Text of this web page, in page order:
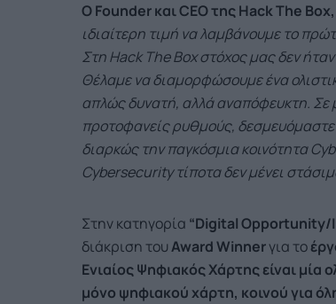
ΟFounderκαιCEOτηςHackThe Box
ιδιαίτερη τιμή να λαμβάνουμε το
Στη Hack The Box στόχος μας δεν
Θέλαμε να διαμορφώσουμε ένα
απλώς δυνατή, αλλά αναπόφευκτη. Σε
προτοφανείς ρυθμούς,
διαρκώς την παγκόσμια κοινότηταC
Cybersecurity τίποτα δεν μένει
Στην κατηγορία “DigitalOpportunity/
διάκριση τουAwardWinnerγια το
Ενιαίος Ψηφιακός Χάρτης είναι
μόνο ψηφιακού χάρτη, κοινού για